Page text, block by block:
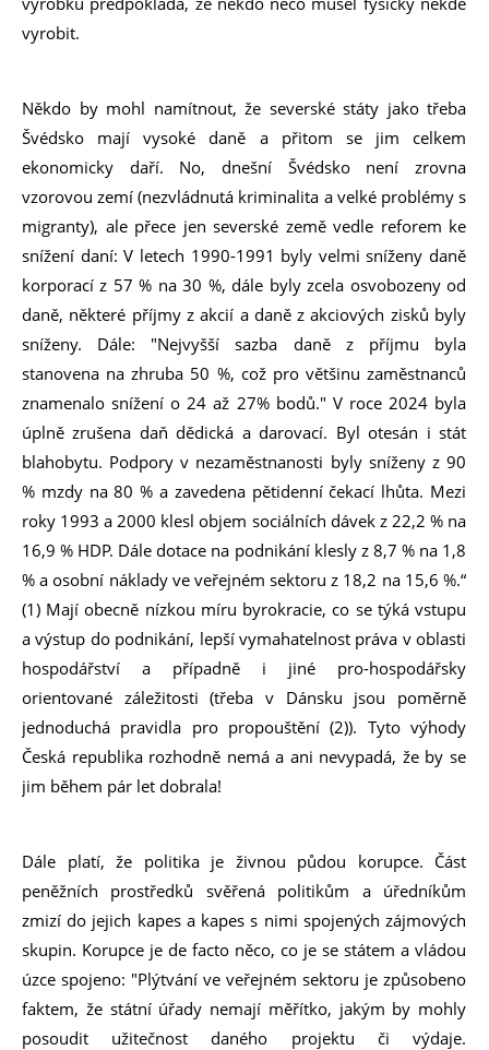
vyrobit.
Někdo by mohl namítnout, že severské státy jako třeba
Švédsko mají vysoké daně a přitom se jim celkem
ekonomicky daří. No, dnešní Švédsko není zrovna
vzorovou zemí (nezvládnutá kriminalita a velké problémy s
migranty), ale přece jen severské země vedle reforem ke
snížení daní: V letech 1990-1991 byly velmi sníženy daně
korporací z 57 % na 30 %, dále byly zcela osvobozeny od
daně, některé příjmy z akcií a daně z akciových zisků byly
sníženy. Dále: "Nejvyšší sazba daně z příjmu byla
stanovena na zhruba 50 %, což pro většinu zaměstnanců
znamenalo snížení o 24 až 27% bodů." V roce 2024 byla
úplně zrušena daň dědická a darovací. Byl otesán i stát
blahobytu. Podpory v nezaměstnanosti byly sníženy z 90
% mzdy na 80 % a zavedena pětidenní čekací lhůta. Mezi
roky 1993 a 2000 klesl objem sociálních dávek z 22,2 % na
16,9 % HDP. Dále dotace na podnikání klesly z 8,7 % na 1,8
% a osobní náklady ve veřejném sektoru z 18,2 na 15,6 %.“
(1) Mají obecně nízkou míru byrokracie, co se týká vstupu
a výstup do podnikání, lepší vymahatelnost práva v oblasti
hospodářství a případně i jiné pro-hospodářsky
orientované záležitosti (třeba v Dánsku jsou poměrně
jednoduchá pravidla pro propouštění (2)). Tyto výhody
Česká republika rozhodně nemá a ani nevypadá, že by se
jim během pár let dobrala!
Dále platí, že politika je živnou půdou korupce. Část
peněžních prostředků svěřená politikům a úředníkům
zmizí do jejich kapes a kapes s nimi spojených zájmových
skupin. Korupce je de facto něco, co je se státem a vládou
úzce spojeno: "Plýtvání ve veřejném sektoru je způsobeno
faktem, že státní úřady nemají měřítko, jakým by mohly
posoudit užitečnost daného projektu či výdaje.